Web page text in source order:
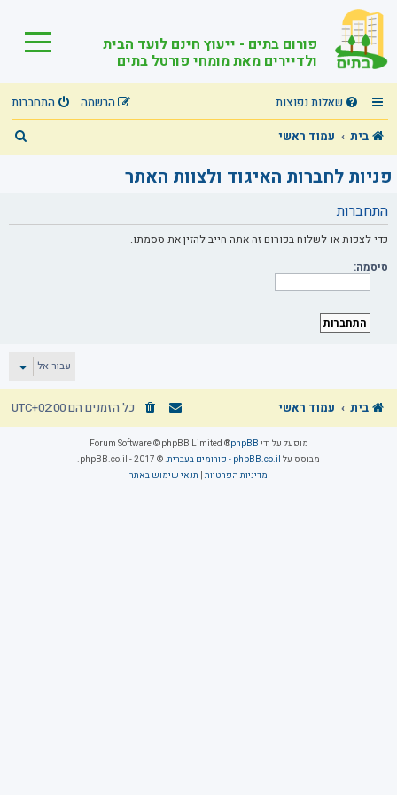
פורום בתים - ייעוץ חינם לועד הבית
ולדיירים מאת מומחי פורטל בתים
שאלות נפוצות התחברות
הרשמה
בית
עמוד ראשי
י
פניות לחברות האיגוד ולצוות האתר
התחברות
כדי לצפות או לשלוח בפורום זה אתה חייב להזין את ססמתו.
סיסמה:
עבור אל
בית עמוד ראשי כל הזמנים הםUTC+02:00
מופעל על ידי phpBB
® Forum Software © phpBB Limited
מבוסס על phpBB.co.il - פורומים בעברית
. © 2017 - phpBB.co.il.
מדיניות הפרטיות תנאי שימוש באתר